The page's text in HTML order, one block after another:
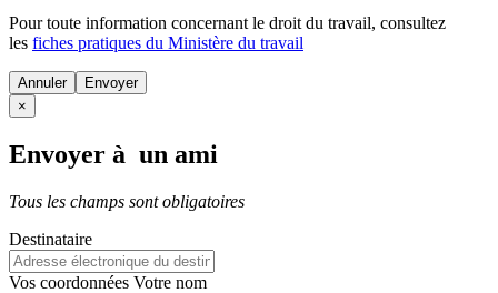
Pour toute information concernant le droit du travail, consultez
les fiches pratiques du Ministère du travail
Annuler
×
Envoyer à un ami
Tous les champs sont obligatoires
Destinataire
Vos coordonnées Votre nom